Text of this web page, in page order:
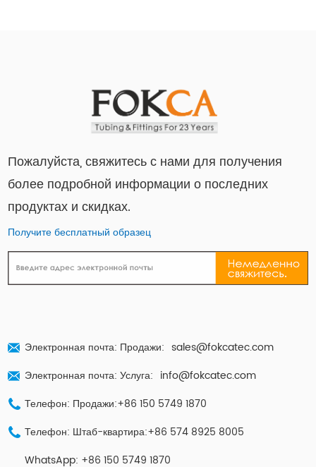
Пожалуйста, свяжитесь с нами для получения
более подробной информации о последних
продуктах и ​​скидках.
Получите бесплатный образец
Электронная почта: Продажи: sales@fokcatec.com
Электронная почта: Услуга: info@fokcatec.com
Телефон: Продажи:+86 150 5749 1870
Телефон: Штаб-квартира:+86 574 8925 8005
WhatsApp: +86 150 5749 1870